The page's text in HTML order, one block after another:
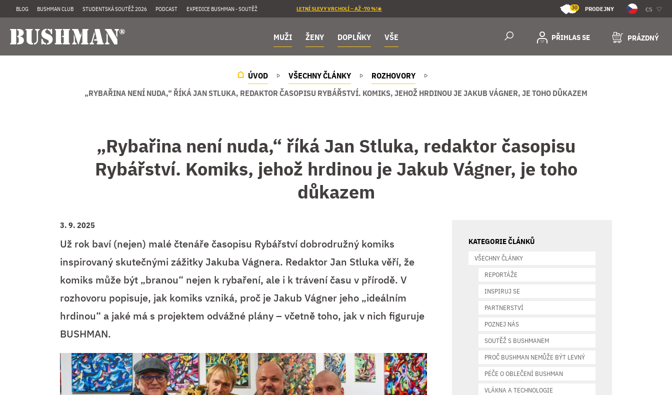
BLOG BUSHMAN CLUB STUDENTSKÁ SOUTĚŽ 2026 PODCAST EXPEDICE BUSHMAN - SOUTĚŽ LETNÍ SLEVY VRCHOLÍ – AŽ -70 %!☀️ 30 PRODEJNY CS
MUŽI ŽENY DOPLŇKY VŠE PŘIHLAS SE PRÁZDNÝ
ÚVOD VŠECHNY ČLÁNKY
ROZHOVORY
„RYBAŘINA NENÍ NUDA,“ ŘÍKÁ JAN STLUKA, REDAKTOR ČASOPISU RYBÁŘSTVÍ. KOMIKS, JEHOŽ HRDINOU JE JAKUB VÁGNER, JE TOHO DŮKAZEM
„Rybařina není nuda,“ říká Jan Stluka, redaktor časopisu
Rybářství. Komiks, jehož hrdinou je Jakub Vágner, je toho
důkazem
3. 9. 2025
Už rok baví (nejen) malé čtenáře časopisu Rybářství dobrodružný komiks
inspirovaný skutečnými zážitky Jakuba Vágnera. Redaktor Jan Stluka věří, že
komiks může být „branou“ nejen k rybaření, ale i k trávení času v přírodě. V
rozhovoru popisuje, jak komiks vzniká, proč je Jakub Vágner jeho „ideálním
hrdinou“ a jaké má s projektem odvážné plány – včetně toho, jak v nich figuruje
BUSHMAN.
KATEGORIE ČLÁNKŮ
VŠECHNY ČLÁNKY
REPORTÁŽE
INSPIRUJ SE
PARTNERSTVÍ
POZNEJ NÁS
SOUTĚŽ S BUSHMANEM
PROČ BUSHMAN NEMŮŽE BÝT LEVNÝ
PÉČE O OBLEČENÍ BUSHMAN
VLÁKNA A TECHNOLOGIE